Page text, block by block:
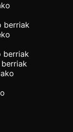
berriak
berriak